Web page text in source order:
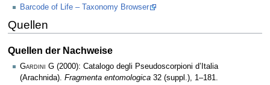
Barcode of Life – Taxonomy Browser
Quellen
Quellen der Nachweise
Gardini G (2000): Catalogo degli Pseudoscorpioni d’Italia
(Arachnida). Fragmenta entomologica 32 (suppl.), 1–181.